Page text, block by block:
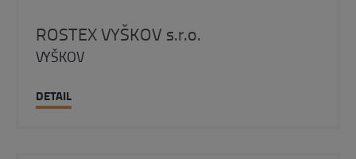
ROSTEX VYŠKOV s.r.o.
VYŠKOV
DETAIL